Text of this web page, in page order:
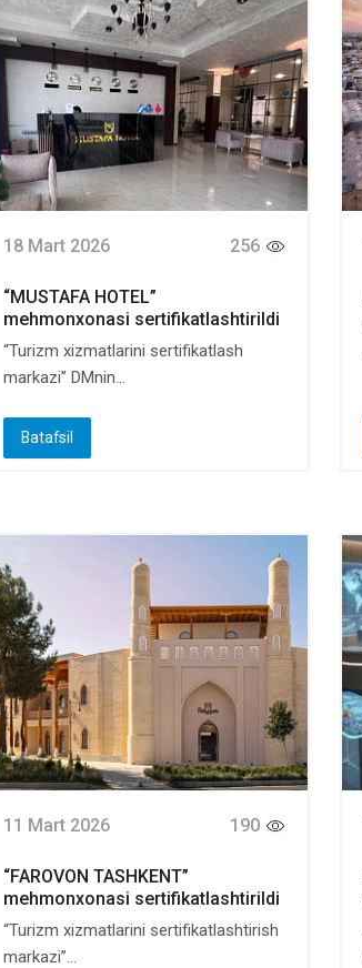
18 Mart 2026 256
“MUSTAFA HOTEL”
mehmonxonasi sertifikatlashtirildi
“Turizm xizmatlarini sertifikatlash
markazi” DMnin...
Batafsil
11 Mart 2026 190
“FAROVON TASHKENT”
mehmonxonasi sertifikatlashtirildi
“Turizm xizmatlarini sertifikatlashtirish
markazi”...